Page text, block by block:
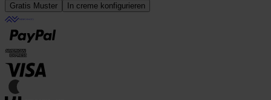
Gratis Muster In creme konfigurieren